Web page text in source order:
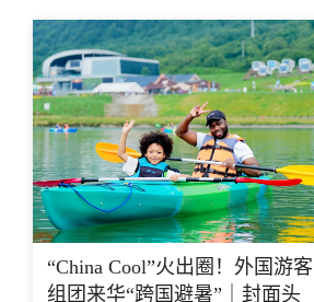
“China Cool”火出圈！外国游客
组团来华“跨国避暑”｜封面头